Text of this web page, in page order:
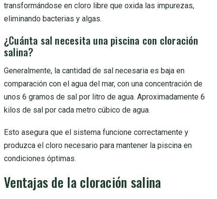
transformándose en cloro libre que oxida las impurezas,
eliminando bacterias y algas.
¿Cuánta sal necesita una piscina con cloración
salina?
Generalmente, la cantidad de sal necesaria es baja en
comparación con el agua del mar, con una concentración de
unos 6 gramos de sal por litro de agua. Aproximadamente 6
kilos de sal por cada metro cúbico de agua.
Esto asegura que el sistema funcione correctamente y
produzca el cloro necesario para mantener la piscina en
condiciones óptimas.
Ventajas de la cloración salina